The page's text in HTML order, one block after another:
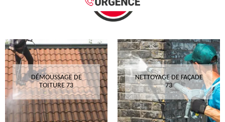
DÉMOUSSAGE DE
TOITURE 73
NETTOYAGE DE FAÇADE
73